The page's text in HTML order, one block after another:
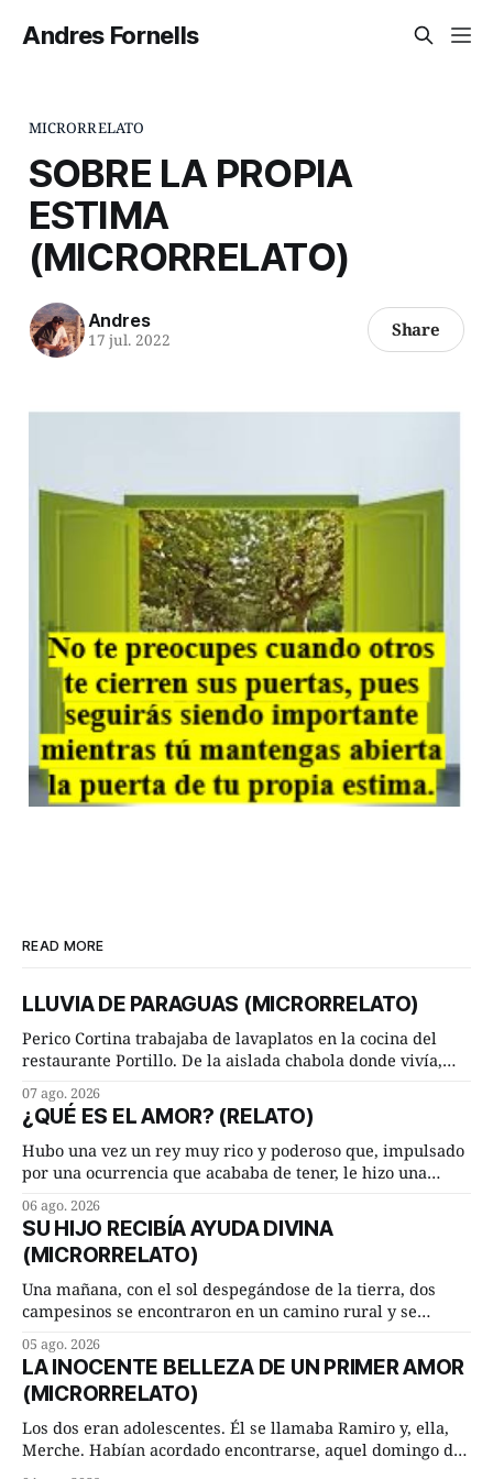
Andres Fornells
MICRORRELATO
SOBRE LA PROPIA
ESTIMA
(MICRORRELATO)
Andres
17 jul. 2022 Share
READ MORE
LLUVIA DE PARAGUAS (MICRORRELATO)
Perico Cortina trabajaba de lavaplatos en la cocina del
restaurante Portillo. De la aislada chabola donde vivía,
cuarto de hora andando a buen paso. Cierta noche,
terminada su jornada laboral caminaba él hacía su mísera
morada cundo comenzó a llover
07 ago. 2026
¿QUÉ ES EL AMOR? (RELATO)
Hubo una vez un rey muy rico y poderoso que, impulsado
por una ocurrencia que acababa de tener, le hizo una
Dime, hombre sabio, ¿qué es el amor según tú? Su
consejero, que era muy prudente y astuto le respondió de
inmediato:
06 ago. 2026
SU HIJO RECIBÍA AYUDA DIVINA
(MICRORRELATO)
Una mañana, con el sol despegándose de la tierra, dos
campesinos se encontraron en un camino rural y se
remolachas, Manuel? —quiso saber uno. —Eso acabo de
hacer, Paco. ¿Cómo va ese maíz tuyo? --se interesó el otro.
—De momento mejor
05 ago. 2026
LA INOCENTE BELLEZA DE UN PRIMER AMOR
(MICRORRELATO)
Los dos eran adolescentes. Él se llamaba Ramiro y, ella,
Merche. Habían acordado encontrarse, aquel domingo de